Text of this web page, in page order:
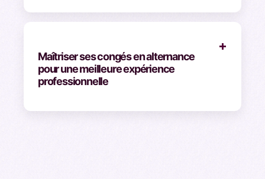
Maîtriser ses congés en alternance
pour une meilleure expérience
professionnelle
+